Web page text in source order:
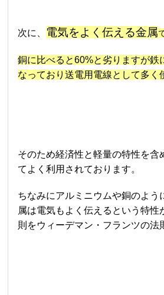
次に、 電気をよく伝える金属
銅に比べると60%と劣りますが鉄
なっており送電用電線として多く
そのため経済性と軽量の特性を含
てよく利用されております。
ちなみにアルミニウムや銅のよう
属は電気もよく伝えるという特性
則をウィーデマン・フランツの法